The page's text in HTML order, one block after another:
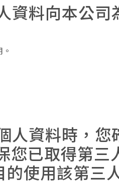
資料向本公司
人資料時，您
您已取得第三
使用該第三